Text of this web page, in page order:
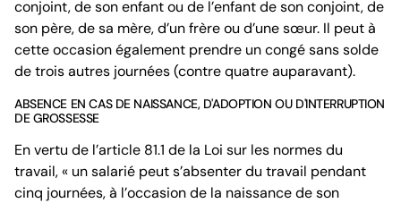
conjoint, de son enfant ou de l’enfant de son conjoint, de
son père, de sa mère, d’un frère ou d’une sœur. Il peut à
cette occasion également prendre un congé sans solde
de trois autres journées (contre quatre auparavant).
ABSENCE EN CAS DE NAISSANCE, D'ADOPTION OU D'INTERRUPTION
DE GROSSESSE
En vertu de l’article 81.1 de la Loi sur les normes du
travail, « un salarié peut s’absenter du travail pendant
cinq journées, à l’occasion de la naissance de son